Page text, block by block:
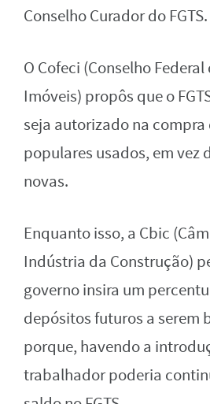
Conselho Curador do FGTS.
O Cofeci (Conselho
Imóveis) propôs que o
seja autorizado na compra
populares usados, em vez
novas.
Enquanto isso, a Cbic
Indústria da Construção)
governo insira um
depósitos futuros a serem
porque, havendo a
trabalhador poderia